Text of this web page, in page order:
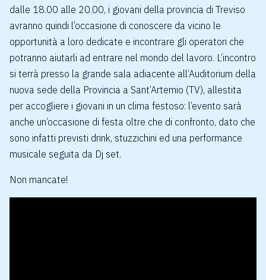
dalle 18.00 alle 20.00, i giovani della provincia di Treviso
avranno quindi l’occasione di conoscere da vicino le
opportunità a loro dedicate e incontrare gli operatori che
potranno aiutarli ad entrare nel mondo del lavoro. L’incontro
si terrà presso la grande sala adiacente all’Auditorium della
nuova sede della Provincia a Sant’Artemio (TV), allestita
per accogliere i giovani in un clima festoso: l’evento sarà
anche un’occasione di festa oltre che di confronto, dato che
sono infatti previsti drink, stuzzichini ed una performance
musicale seguita da Dj set.
Non mancate!